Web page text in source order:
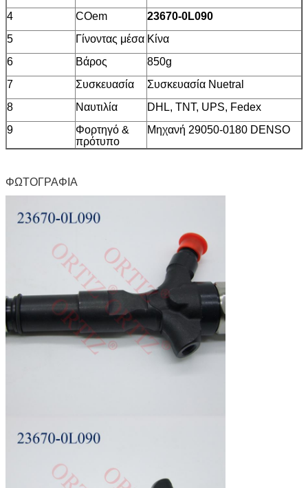
4
COem
23670-0L090
5
Γίνοντας μέσα Κίνα
6
Βάρος
850g
7
Συσκευασία
Συσκευασία Nuetral
8
Ναυτιλία
DHL, TNT, UPS, Fedex
9
Φορτηγό &
πρότυπο
Μηχανή 29050-0180 DENSO
ΦΩΤΟΓΡΑΦΙΑ